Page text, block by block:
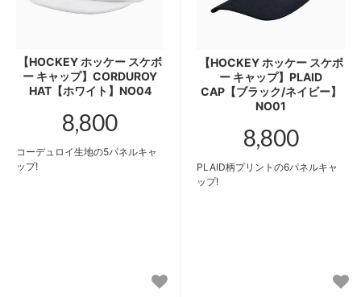
【HOCKEY ホッケー スケボ
ー キャップ】CORDUROY
HAT【ホワイト】NO04
8,800
コーデュロイ生地の5パネルキャ
ップ!
【HOCKEY ホッケー スケボ
ー キャップ】PLAID
CAP【ブラック/ネイビー】
NO01
8,800
PLAID柄プリントの6パネルキャ
ップ!